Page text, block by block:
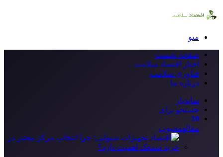
منو
صفحه نخست
اخبار اقتصاد سلامت
فناوری سلامت
درباره ما
سایدبار
جستجو برای
10
مقالهمحبوب